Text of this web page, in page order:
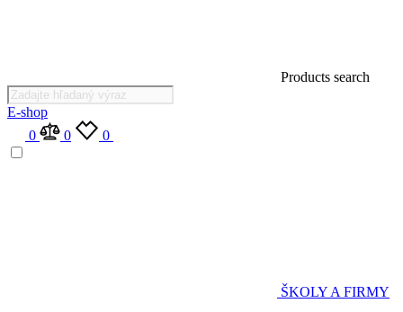
Products search
E-shop
0
0 0
ŠKOLY A FIRMY